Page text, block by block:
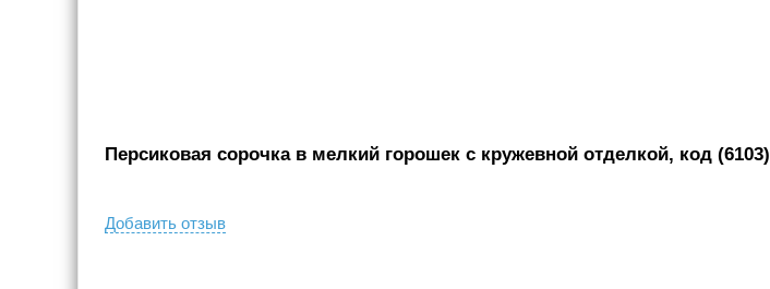
Персиковая сорочка в мелкий горошек с кружевной отделкой, код (6103)
Добавить отзыв